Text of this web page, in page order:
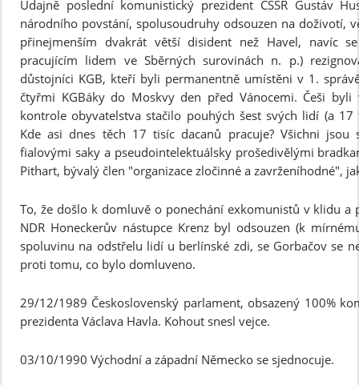
Údajně poslední komunistický prezident ČSSR Gustáv
národního povstání, spolusoudruhy odsouzen na doživotí,
přinejmenším dvakrát větší disident než Havel, navíc
pracujícím lidem ve Sběrných surovinách n. p.)
důstojníci KGB, kteří byli permanentně umístěni v 1.
čtyřmi KGBáky do Moskvy den před Vánocemi. Češi
kontrole obyvatelstva stačilo pouhých šest svých lidí (a 17
Kde asi dnes těch 17 tisíc dacanů pracuje? Všichni
fialovými saky a pseudointelektuálsky prošedivělými
Pithart, bývalý člen "organizace zločinné a zavrženíhodné",
To, že došlo k domluvě o ponechání exkomunistů v klidu
NDR Honeckerův nástupce Krenz byl odsouzen (k
spoluvinu na odstřelu lidí u berlínské zdi, se Gorbačov se
proti tomu, co bylo domluveno.
29/12/1989 Československý parlament, obsazený 100%
prezidenta Václava Havla. Kohout snesl vejce.
03/10/1990 Východní a západní Německo se sjednocuje.